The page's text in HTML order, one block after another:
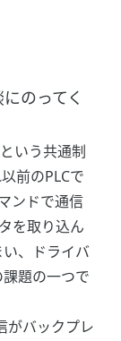
のってく
いう共通制
前のPLCで
ンドで通信
を取り込ん
、ドライバ
題の一つで
がバックプレ